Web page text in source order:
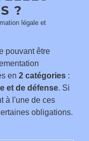
?
légale et
pouvant être
en 2 catégories :
et de défense. Si
à l'une de ces
obligations.